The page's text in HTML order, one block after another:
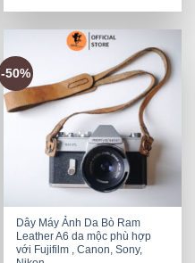
was: is:
-50%
Dây Máy Ảnh Da Bò Ram
Leather A6 da mộc phù hợp
với Fujifilm , Canon, Sony,